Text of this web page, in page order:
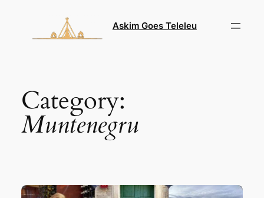
content
Askim Goes Teleleu
Category:
Muntenegru